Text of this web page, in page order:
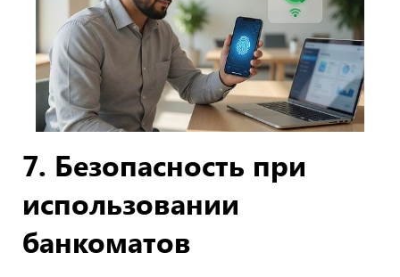
7. Безопасность при
использовании
банкоматов